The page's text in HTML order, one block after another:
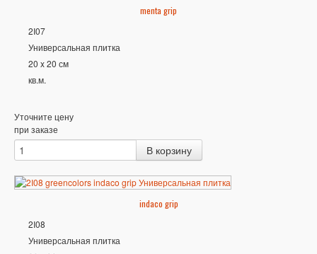
menta grip
2I07
Универсальная плитка
20 x 20 см
кв.м.
Уточните цену
при заказе
indaco grip
2I08
Универсальная плитка